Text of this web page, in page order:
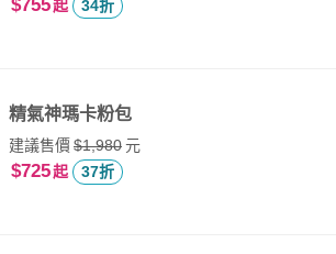
$755起 34折
精氣神瑪卡粉包
建議售價$1,980元
$725起 37折